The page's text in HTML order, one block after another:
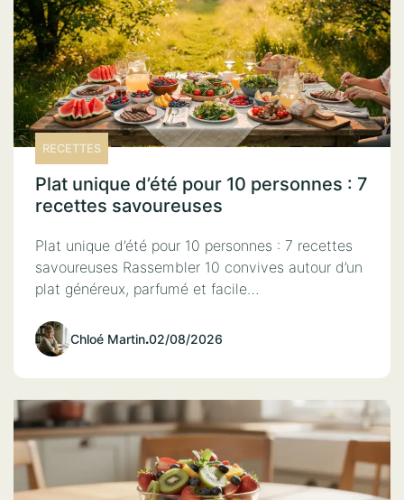
RECETTES
Plat unique d’été pour 10 personnes : 7
recettes savoureuses
Plat unique d’été pour 10 personnes : 7 recettes
savoureuses Rassembler 10 convives autour d’un
plat généreux, parfumé et facile…
Chloé Martin.02/08/2026